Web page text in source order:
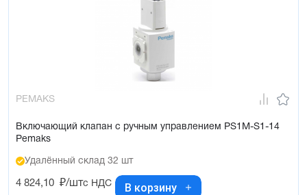
PEMAKS
Включающий клапан с ручным управлением PS1M-S1-14
Pemaks
Удалённый склад 32 шт
4 824,10 ₽/штс НДС В корзину